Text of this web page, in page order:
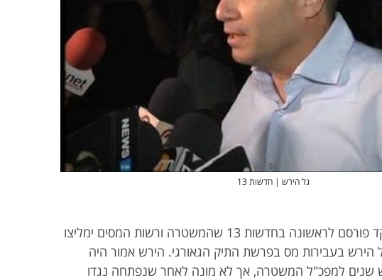
גל הירש | חדשות 13
כזכור, בדצמבר אשתקד פורסם לראשונה בחדשות 13 שהמשטרה ורשות המסים ימליצו
הירש בעבירות מס בפרשת התיק הגאורגי. הירש אמור היה
שנים למפכ"ל המשטרה, אך לא מונה לאחר שנפתחה נגדו